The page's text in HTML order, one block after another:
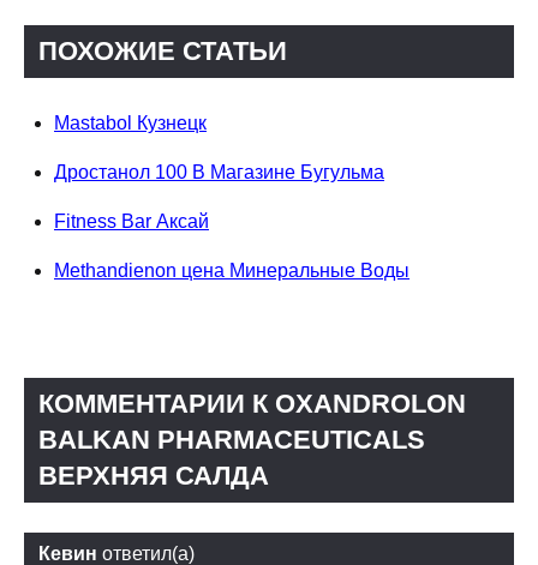
ПОХОЖИЕ СТАТЬИ
Mastabol Кузнецк
Дростанол 100 В Магазине Бугульма
Fitness Bar Аксай
Methandienon цена Минеральные Воды
КОММЕНТАРИИ К OXANDROLON
BALKAN PHARMACEUTICALS
ВЕРХНЯЯ САЛДА
Кевин ответил(а)